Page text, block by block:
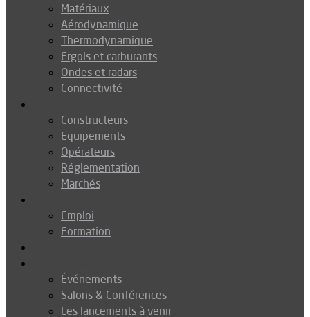
Matériaux
Aérodynamique
Thermodynamique
Ergols et carburants
Ondes et radars
Connectivité
Constructeurs
Equipements
Opérateurs
Réglementation
Marchés
Emploi
Formation
Événements
Salons & Conférences
Les lancements à venir